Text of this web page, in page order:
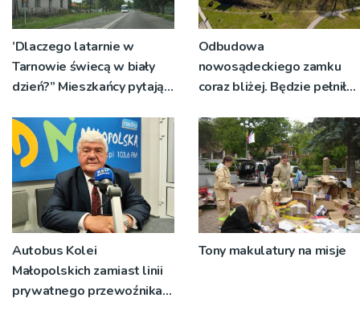
’Dlaczego latarnie w
Tarnowie świecą w biały
dzień?” Mieszkańcy pytają
Odbudowa
nowosądeckiego zamku
coraz bliżej. Będzie pełnił
Autobus Kolei
Małopolskich zamiast linii
prywatnego przewoźnika.
Tony makulatury na misje